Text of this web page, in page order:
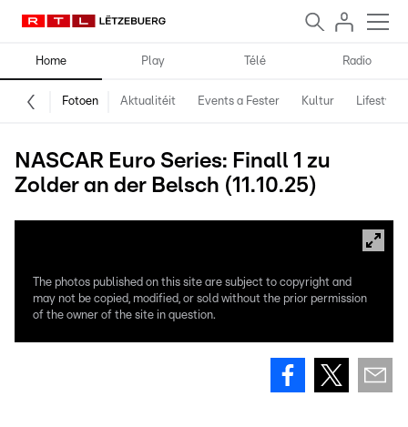
Home Play Télé Radio
Fotoen Aktualitéit Events a Fester Kultur Lifestyle
NASCAR Euro Series: Finall 1 zu
Zolder an der Belsch (11.10.25)
The photos published on this site are subject to copyright and
may not be copied, modified, or sold without the prior permission
of the owner of the site in question.